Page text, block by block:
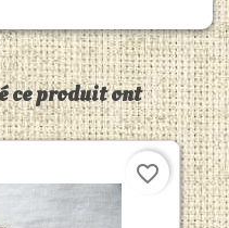
ce produit ont
favorite_border